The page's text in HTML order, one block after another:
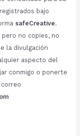
bajo
safeCreative.
no copies, no
la divulgación
aspecto del
conmigo o ponerte